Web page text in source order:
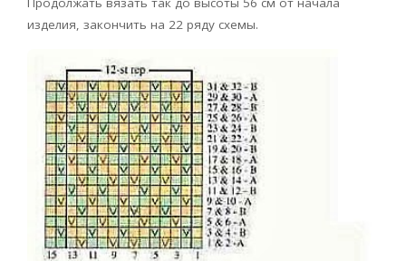
изделия, закончить на 22 ряду схемы.